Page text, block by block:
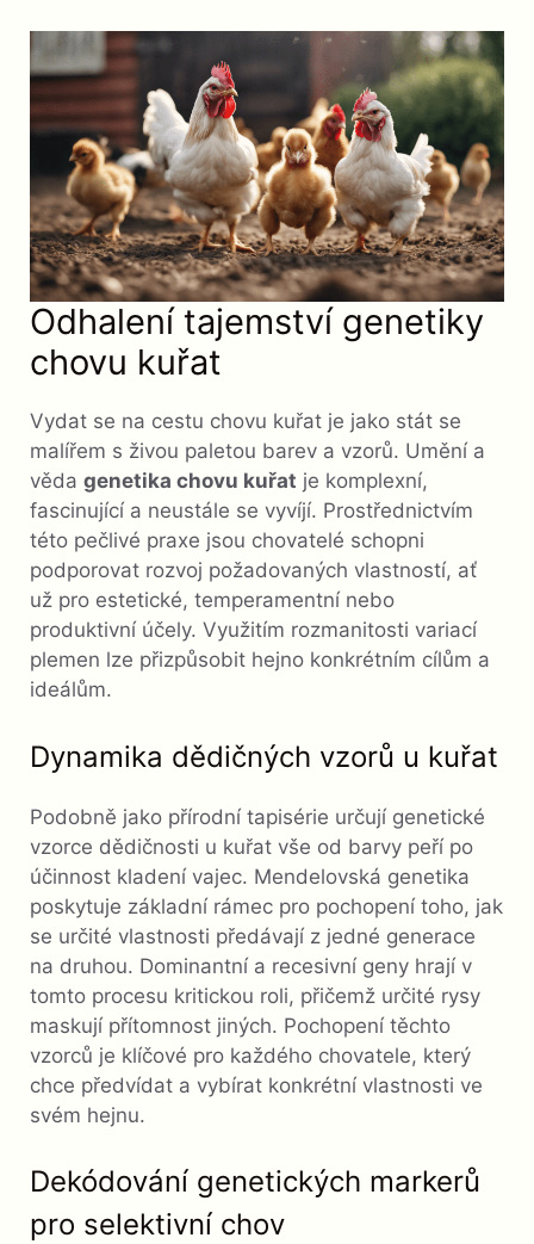
Odhalení tajemství genetiky
chovu kuřat
Vydat se na cestu chovu kuřat je jako stát se
malířem s živou paletou barev a vzorů. Umění a
věda genetika chovu kuřat je komplexní,
fascinující a neustále se vyvíjí. Prostřednictvím
této pečlivé praxe jsou chovatelé schopni
podporovat rozvoj požadovaných vlastností, ať
už pro estetické, temperamentní nebo
produktivní účely. Využitím rozmanitosti variací
plemen lze přizpůsobit hejno konkrétním cílům a
ideálům.
Dynamika dědičných vzorů u kuřat
Podobně jako přírodní tapisérie určují genetické
vzorce dědičnosti u kuřat vše od barvy peří po
účinnost kladení vajec. Mendelovská genetika
poskytuje základní rámec pro pochopení toho, jak
se určité vlastnosti předávají z jedné generace
na druhou. Dominantní a recesivní geny hrají v
tomto procesu kritickou roli, přičemž určité rysy
maskují přítomnost jiných. Pochopení těchto
vzorců je klíčové pro každého chovatele, který
chce předvídat a vybírat konkrétní vlastnosti ve
svém hejnu.
Dekódování genetických markerů
pro selektivní chov